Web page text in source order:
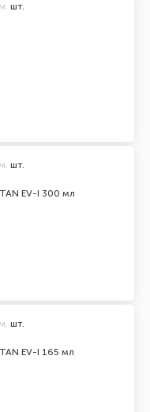
шт.
EV-I 300 мл
шт.
EV-I 165 мл
шт.